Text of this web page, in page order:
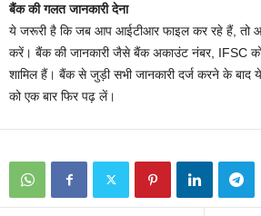
बैंक की गलत जानकारी देना
ये जरूरी है कि जब आप आईटीआर फाइल कर रहे हैं, तो
करें। बैंक की जानकारी जैसे बैंक अकाउंट नंबर, IFSC
शामिल हैं। बैंक से जुड़ी सभी जानकारी दर्ज करने के
को एक बार फिर पढ़ लें।